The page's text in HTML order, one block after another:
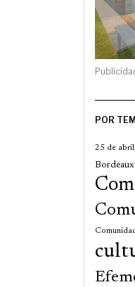
POR
25 de abril
Bordeaux